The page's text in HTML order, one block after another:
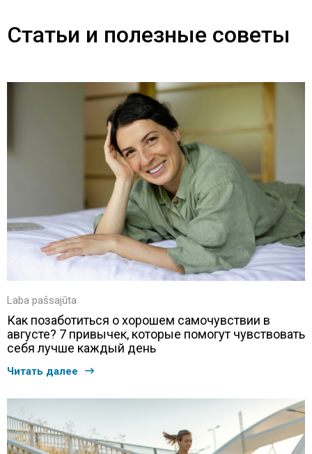
Статьи и полезные советы
Laba pašsajūta
Как позаботиться о хорошем самочувствии в
августе? 7 привычек, которые помогут чувствовать
себя лучше каждый день
Читать далее